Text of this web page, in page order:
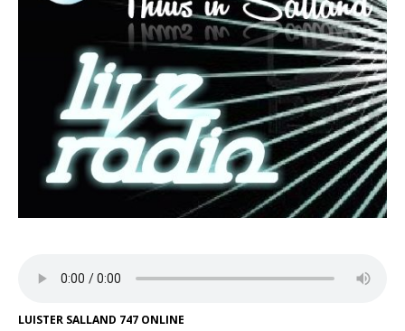
LUISTER SALLAND 747 ONLINE